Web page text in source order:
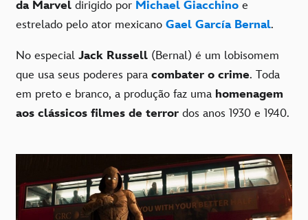
da Marvel dirigido por Michael Giacchino e
estrelado pelo ator mexicano Gael García Bernal.
No especial Jack Russell (Bernal) é um lobisomem
que usa seus poderes para combater o crime. Toda
em preto e branco, a produção faz uma homenagem
aos clássicos filmes de terror dos anos 1930 e 1940.